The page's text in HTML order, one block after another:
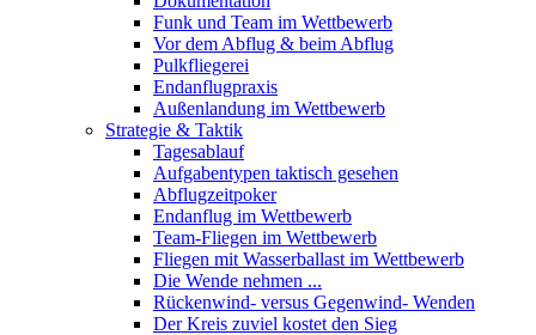
Funk und Team im Wettbewerb
Vor dem Abflug & beim Abflug
Pulkfliegerei
Endanflugpraxis
Außenlandung im Wettbewerb
Strategie & Taktik
Tagesablauf
Aufgabentypen taktisch gesehen
Abflugzeitpoker
Endanflug im Wettbewerb
Team-Fliegen im Wettbewerb
Fliegen mit Wasserballast im Wettbewerb
Die Wende nehmen ...
Rückenwind- versus Gegenwind- Wenden
Der Kreis zuviel kostet den Sieg